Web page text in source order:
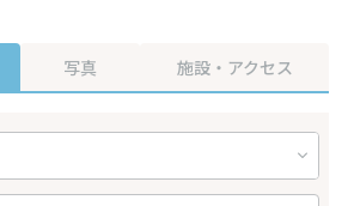
写真 施設・アクセス